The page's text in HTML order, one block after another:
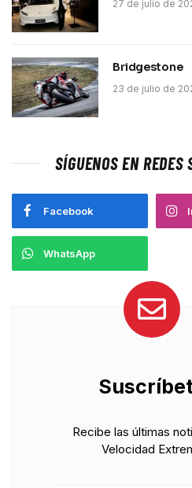
27 de julio de
Bridgestone
23 de julio de
SÍGUENOS EN REDES
Facebook
WhatsApp
Recibe las últimas
Velocidad